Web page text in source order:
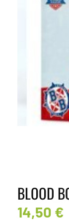
BLOOD
14,50 €